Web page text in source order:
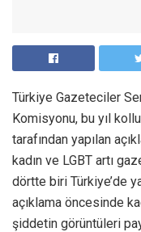
Türkiye Gazeteciler
Komisyonu, bu yıl
tarafından yapılan
kadın ve LGBT artı
dörtte biri Türkiye’de
açıklama öncesinde
şiddetin görüntüleri